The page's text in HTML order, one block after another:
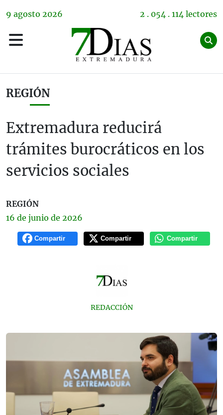
9 agosto 2026 2 . 054 . 114 lectores
REGIÓN
Extremadura reducirá
trámites burocráticos en los
servicios sociales
REGIÓN
16 de junio de 2026
Compartir Compartir Compartir
REDACCIÓN